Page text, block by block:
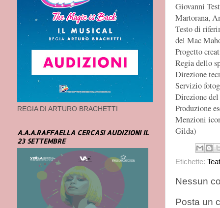
Giovanni
Martorana,
Testo di
del Mac
Progetto
Regia dello
Direzione
Servizio
Direzione
Produzione
Menzioni
Gilda)
Etichette:
Nessun
Posta un
REGIA DI ARTURO BRACHETTI
A.A.A.RAFFAELLA CERCASI AUDIZIONI IL
23 SETTEMBRE